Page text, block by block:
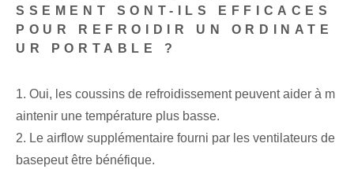
SSEMENT SONT-ILS EFFICACES
POUR REFROIDIR UN ORDINATE
UR PORTABLE ?
1. Oui, les coussins de refroidissement peuvent aider à m
aintenir une température plus basse.
2. Le ⁤air⁢flow⁢ supplémentaire fourni par les ventilateurs de
base⁣peut être ⁣bénéfique.